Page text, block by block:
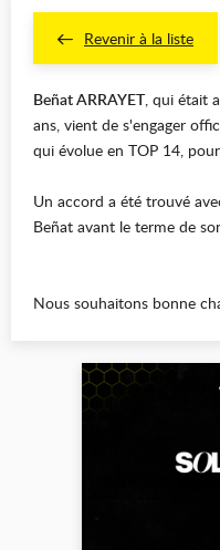
Revenir à la liste
Beñat ARRAYET, qui était
ans, vient de s'engager
qui évolue en TOP 14,
Un accord a été trouvé
Beñat avant le terme de
Nous souhaitons bonne